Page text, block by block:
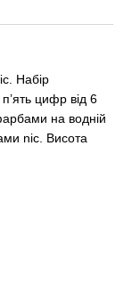
Набір
цифр від 6
на водній
nic. Висота